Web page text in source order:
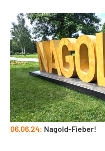
06.06.24: Nagold-Fieber!